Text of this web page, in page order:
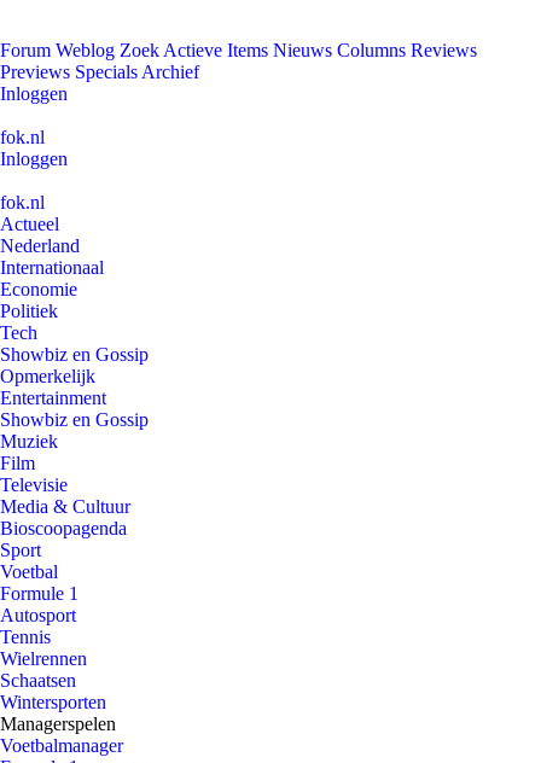
Forum Weblog Zoek Actieve Items Nieuws Columns Reviews
Previews Specials Archief
Inloggen
fok.nl
Inloggen
fok.nl
Actueel
Nederland
Internationaal
Economie
Politiek
Tech
Showbiz en Gossip
Opmerkelijk
Entertainment
Showbiz en Gossip
Muziek
Film
Televisie
Media & Cultuur
Bioscoopagenda
Sport
Voetbal
Formule 1
Autosport
Tennis
Wielrennen
Schaatsen
Wintersporten
Managerspelen
Voetbalmanager